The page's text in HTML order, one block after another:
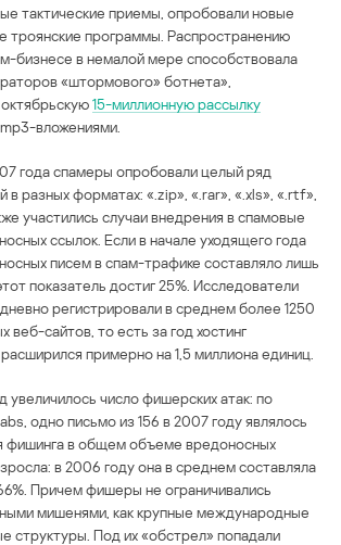
тактические приемы, опробовали новые
троянские программы. Распространению
бизнесе в немалой мере способствовала
«штормового» ботнета»,
15-миллионную рассылку
вложениями.
года спамеры опробовали целый ряд
в разных форматах: «.zip», «.rar», «.xls», «.rtf»,
участились случаи внедрения в спамовые
ссылок. Если в начале уходящего года
писем в спам-трафике составляло лишь
показатель достиг 25%. Исследователи
регистрировали в среднем более 1250
веб-сайтов, то есть за год хостинг
примерно на 1,5 миллиона единиц.
увеличилось число фишерских атак: по
одно письмо из 156 в 2007 году являлось
фишинга в общем объеме вредоносных
в 2006 году она в среднем составляла
Причем фишеры не ограничивались
мишенями, как крупные международные
структуры. Под их «обстрел» попадали